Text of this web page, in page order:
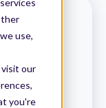
use,
our
you're